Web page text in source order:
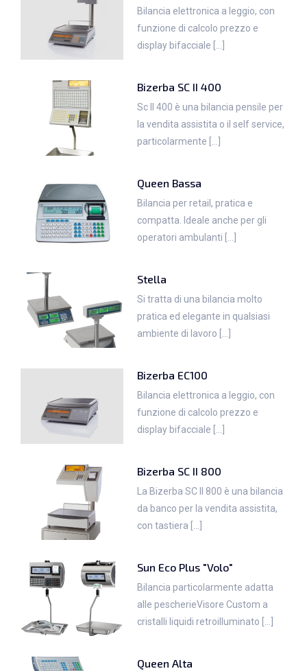
Bilancia elettronica a leggio, con
funzione di calcolo prezzo e
display bifacciale [...]
Bizerba SC II 400
Sc II 400 è una bilancia pensile per
la vendita assistita o il self service,
particolarmente [...]
Queen Bassa
Bilancia per retail, pratica e
compatta. Ideale anche per gli
operatori ambulanti [...]
Stella
Si tratta di una bilancia molto
pratica ed elegante in qualsiasi
ambiente di lavoro [...]
Bizerba EC100
Bilancia elettronica a leggio, con
funzione di calcolo prezzo e
display bifacciale [...]
Bizerba SC II 800
La Bizerba SC II 800 è una bilancia
da banco per la vendita assistita,
con tastiera [...]
Sun Eco Plus "Volo"
Bilancia particolarmente adatta
alle pescherieVisore Custom a
cristalli liquidi retroilluminato [...]
Queen Alta